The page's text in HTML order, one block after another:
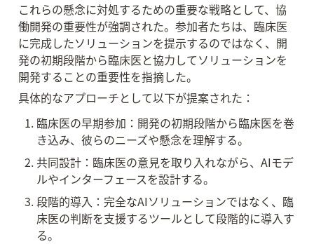
これらの懸念に対処するための重要な戦略として、協
働開発の重要性が強調された。参加者たちは、臨床医
に完成したソリューションを提示するのではなく、開
発の初期段階から臨床医と協力してソリューションを
開発することの重要性を指摘した。
具体的なアプローチとして以下が提案された：
臨床医の早期参加：開発の初期段階から臨床医を巻
き込み、彼らのニーズや懸念を理解する。
共同設計：臨床医の意見を取り入れながら、AIモデ
ルやインターフェースを設計する。
段階的導入：完全なAIソリューションではなく、臨
床医の判断を支援するツールとして段階的に導入す
る。